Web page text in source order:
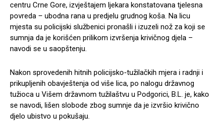
centru Crne Gore, izvještajem ljekara konstatovana tjelesna
povreda – ubodna rana u predjelu grudnog koša. Na licu
mjesta su policijski službenici pronašli i izuzeli nož za koji se
sumnja da je korišćen prilikom izvršenja krivičnog djela –
navodi se u saopštenju.
Nakon sprovedenih hitnih policijsko-tužilačkih mjera i radnji i
prikupljenih obavještenja od više lica, po nalogu državnog
tužioca u Višem državnom tužilaštvu u Podgorici, B.L. je, kako
se navodi, lišen slobode zbog sumnje da je izvršio krivično
djelo ubistvo u pokušaju.